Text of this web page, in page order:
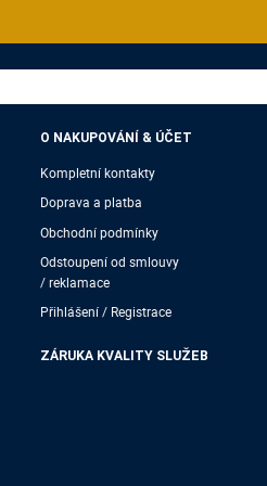
O NAKUPOVÁNÍ & ÚČET
Kompletní kontakty
Doprava a platba
Obchodní podmínky
Odstoupení od smlouvy
/ reklamace
Přihlášení / Registrace
ZÁRUKA KVALITY SLUŽEB